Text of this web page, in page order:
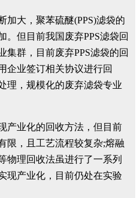
加大，聚苯硫醚(PPS)滤袋的
。但目前我国废弃PPS滤袋回
集群，目前废弃PPS滤袋的回
企业签订相关协议进行回
理，规模化的废弃滤袋专业
产业化的回收方法，但目前
限，且工艺流程较复杂;熔融
物理回收法虽进行了一系列
现产业化，目前仍处在实验